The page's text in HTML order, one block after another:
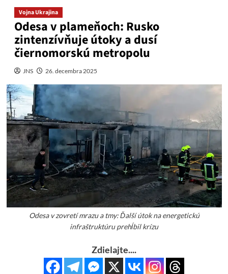
Vojna Ukrajina
Odesa v plameňoch: Rusko
zintenzívňuje útoky a dusí
čiernomorskú metropolu
JNS 26. decembra 2025
Odesa v zovretí mrazu a tmy: Ďalší útok na energetickú
infraštruktúru prehĺbil krízu
Zdielajte....